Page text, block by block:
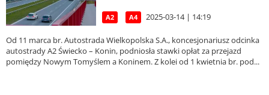
A2 A4 2025-03-14 | 14:19
Od 11 marca br. Autostrada Wielkopolska S.A., koncesjonariusz odcinka
autostrady A2 Świecko – Konin, podniosła stawki opłat za przejazd
pomiędzy Nowym Tomyślem a Koninem. Z kolei od 1 kwietnia br. pod...